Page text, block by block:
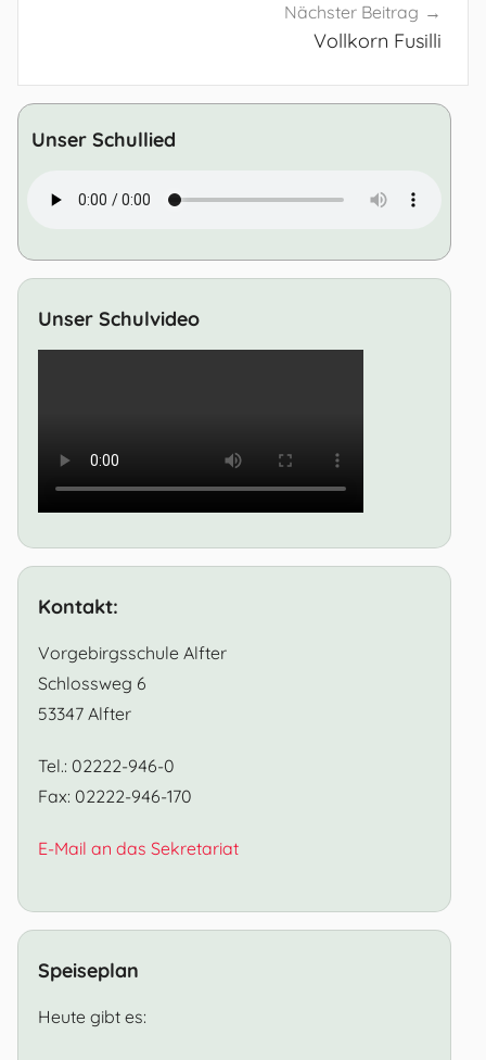
Nächster Beitrag
Vollkorn Fusilli
Unser Schullied
Unser Schulvideo
Kontakt:
Vorgebirgsschule Alfter
Schlossweg 6
53347 Alfter
Tel.: 02222-946-0
Fax: 02222-946-170
E-Mail an das Sekretariat
Speiseplan
Heute gibt es: